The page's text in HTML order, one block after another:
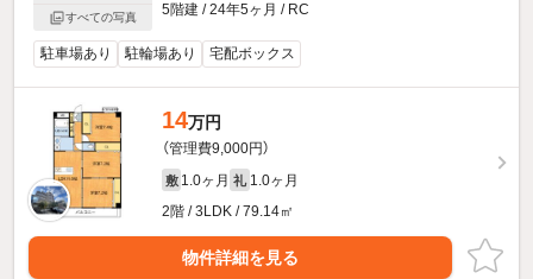
すべての写真
5階建 / 24年5ヶ月 / RC
駐車場あり 駐輪場あり 宅配ボックス
14万円
（管理費9,000円）
敷 1.0ヶ月 礼 1.0ヶ月
2階 / 3LDK / 79.14㎡
物件詳細を見る